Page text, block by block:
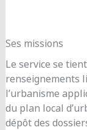
Ses missions
Le service se
renseignements
l’urbanisme
du plan local
dépôt des